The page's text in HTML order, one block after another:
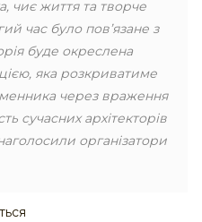
чиє життя та творче
час було пов’язане з
буде окреслена
яка розкриватиме
через враження
сучасних архітекторів
організатори